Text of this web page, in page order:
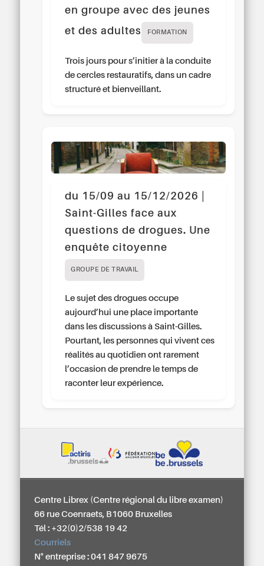
en groupe avec des jeunes
et des adultes
FORMATION
Trois jours pour s’initier à la conduite
de cercles restauratifs, dans un cadre
structuré et bienveillant.
du 15/09 au 15/12/2026 |
Saint-Gilles face aux
questions de drogues. Une
enquête citoyenne
GROUPE DE TRAVAIL
Le sujet des drogues occupe
aujourd’hui une place importante
dans les discussions à Saint-Gilles.
Pourtant, les personnes qui vivent ces
réalités au quotidien ont rarement
l’occasion de prendre le temps de
raconter leur expérience.
Centre Librex (Centre régional du libre examen)
66 rue Coenraets, B1060 Bruxelles
Tél : +32(0)2/538 19 42
Courriels
N° entreprise : 041 847 9675